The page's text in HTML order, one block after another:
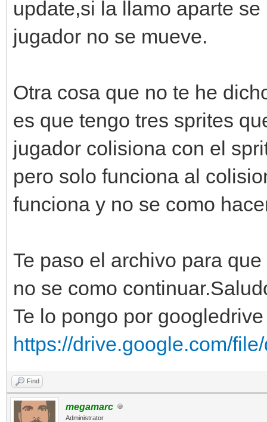
and self.y > 16):
f.x,self.y)
self.y -=
f.x,self.y)
self.y +=
def
update,si la llamo aparte
jugador no se mueve.
Otra cosa que no te he
es que tengo tres sprites
jugador colisiona con el
pero solo funciona al
funciona y no se como
Te paso el archivo para
no se como
Te lo pongo por
https://drive.google.com/
Find
megamarc
Administrator